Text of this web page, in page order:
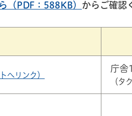
（PDF：588KB） からご確認
へリンク）
庁舎
（タ